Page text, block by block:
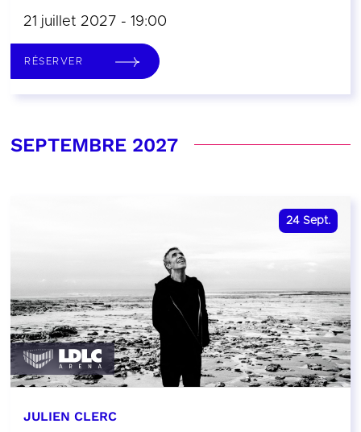
21 juillet 2027 - 19:00
RÉSERVER
SEPTEMBRE 2027
24 Sept.
JULIEN CLERC